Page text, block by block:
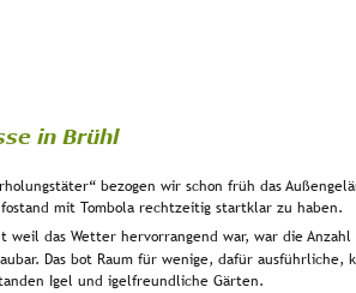
in Brühl
bezogen wir schon früh das
mit Tombola rechtzeitig startklar zu haben.
weil das Wetter hervorrangend war, war die Anzahl
Das bot Raum für wenige, dafür ausführliche,
Igel und igelfreundliche Gärten.